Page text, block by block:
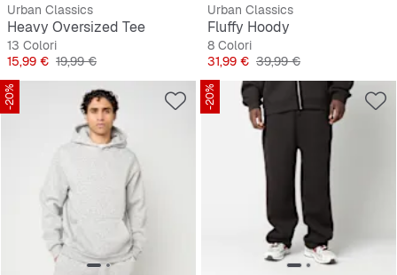
Urban Classics
Heavy Oversized Tee
13 Colori
Prezzo
15,99 € Prezzo originale
19,99 €
Urban Classics
Fluffy Hoody
8 Colori
Prezzo
31,99 € Prezzo originale
39,99 €
-20% -20%